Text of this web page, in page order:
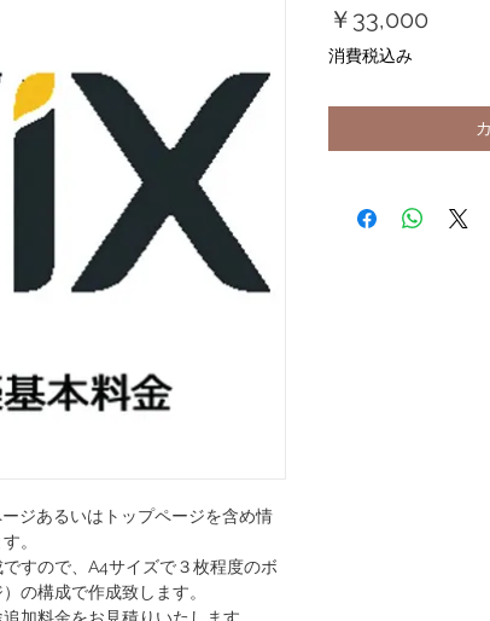
ジあるいはトップページを含め情
。
すので、A4サイズで３枚程度のボ
の構成で作成致します。
￥33,000
消費税込み